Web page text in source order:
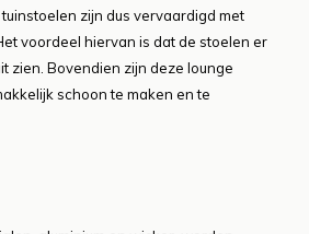
zijn dus vervaardigd met
voordeel hiervan is dat de stoelen er
zien. Bovendien zijn deze lounge
schoon te maken en te